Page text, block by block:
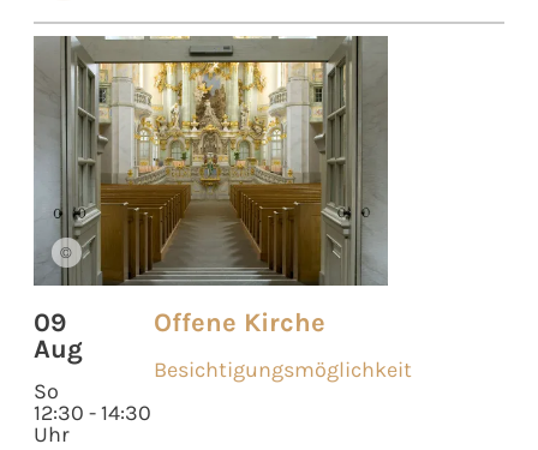
©
09
Aug
So
12:30 - 14:30
Uhr
Offene Kirche
Besichtigungsmöglichkeit